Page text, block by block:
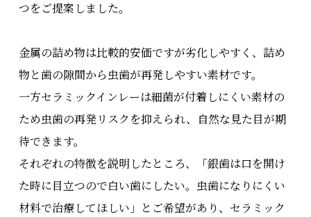
つをご提案しました。
金属の詰め物は比較的安価ですが劣化しやすく、詰め
物と歯の隙間から虫歯が再発しやすい素材です。
一方セラミックインレーは細菌が付着しにくい素材の
ため虫歯の再発リスクを抑えられ、自然な見た目が期
待できます。
それぞれの特徴を説明したところ、「銀歯は口を開け
た時に目立つので白い歯にしたい。虫歯になりにくい
材料で治療してほしい」とご希望があり、セラミック